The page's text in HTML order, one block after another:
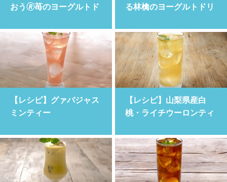
おう🄬苺のヨーグルトド
る林檎のヨーグルトドリ
【レシピ】グァバジャス
ミンティー
【レシピ】山梨県産白
桃・ライチウーロンティ